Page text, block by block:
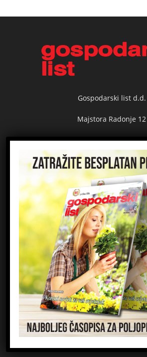
Gospodarski list d.d.
Majstora Radonje 12
10000 Zagreb
HRVATSKA
Kontaktirajte nas:
ČASOPIS
Kontakt
Impressum
Marketing